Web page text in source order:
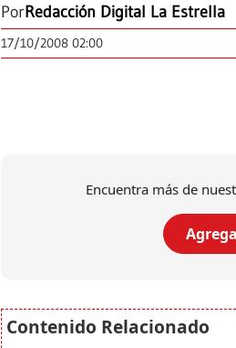
PorRedacción Digital La Estrella
17/10/2008 02:00
Encuentra más de